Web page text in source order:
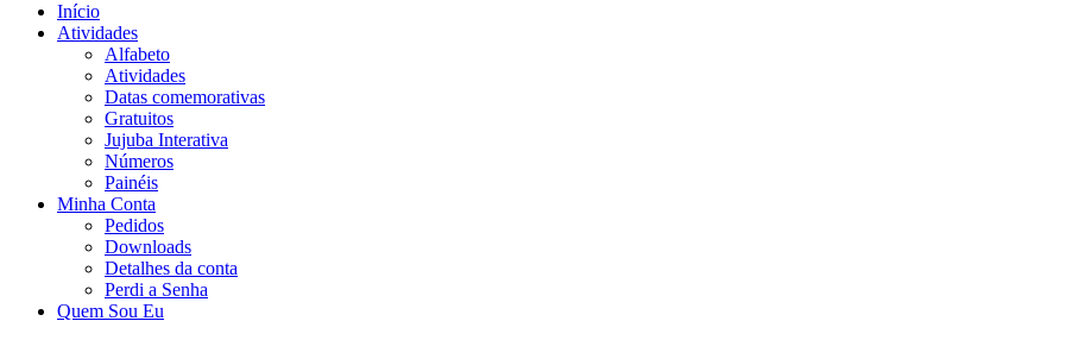
Início
Atividades
Alfabeto
Atividades
Datas comemorativas
Gratuitos
Jujuba Interativa
Números
Painéis
Minha Conta
Pedidos
Downloads
Detalhes da conta
Perdi a Senha
Quem Sou Eu